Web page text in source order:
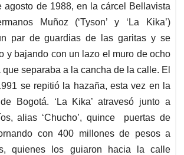
agosto de 1988, en la cárcel Bellavista
Muñoz (‘Tyson’ y ‘La Kika’)
par de guardias de las garitas y se
y bajando con un lazo el muro de ocho
que separaba a la cancha de la calle. El
se repitió la hazaña, esta vez en la
Bogotá. ‘La Kika’ atravesó junto a
alias ‘Chucho’, quince puertas de
con 400 millones de pesos a
quienes los guiaron hacia la calle